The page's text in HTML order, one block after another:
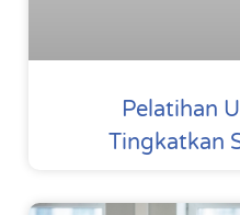
Pelatihan
Tingkatkan